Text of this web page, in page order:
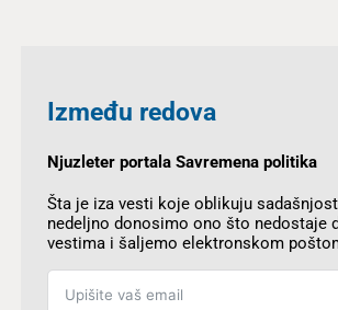
Između redova
Njuzleter portala Savremena politika
Šta je iza vesti koje oblikuju
nedeljno donosimo ono što nedostaje
vestima i šaljemo elektronskom